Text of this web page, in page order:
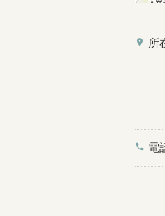
place 所
phone 電